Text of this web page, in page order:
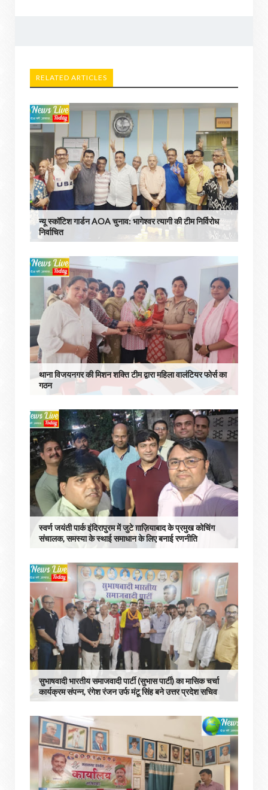
RELATED ARTICLES
न्यू स्कॉटिश गार्डन AOA चुनाव: भागेश्वर त्यागी की टीम निर्विरोध
निर्वाचित
थाना विजयनगर की मिशन शक्ति टीम द्वारा महिला वालंटियर फोर्स का
गठन
स्वर्ण जयंती पार्क इंदिरापुरम में जुटे ग़ाज़ियाबाद के प्रमुख कोचिंग
संचालक, समस्या के स्थाई समाधान के लिए बनाई रणनीति
सुभाषवादी भारतीय समाजवादी पार्टी (सुभास पार्टी) का मासिक चर्चा
कार्यक्रम संपन्न, रंगेश रंजन उर्फ मंटू सिंह बने उत्तर प्रदेश सचिव